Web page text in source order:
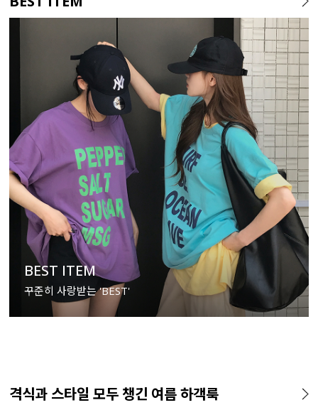
BEST ITEM
꾸준히 사랑받는 'BEST'
격식과 스타일 모두 챙긴 여름 하객룩